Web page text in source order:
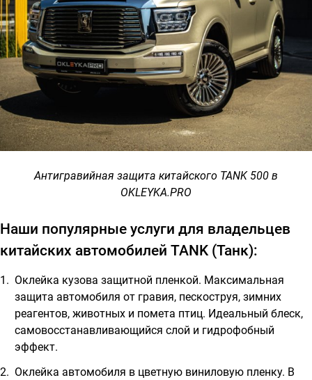
Антигравийная защита китайского TANK 500 в
OKLEYKA.PRO
Наши популярные услуги для владельцев
китайских автомобилей TANK (Танк):
Оклейка кузова защитной пленкой. Максимальная
защита автомобиля от гравия, пескоструя, зимних
реагентов, животных и помета птиц. Идеальный блеск,
самовосстанавливающийся слой и гидрофобный
эффект.
Оклейка автомобиля в цветную виниловую пленку. В